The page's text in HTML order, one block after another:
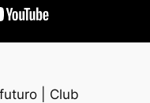
| Club